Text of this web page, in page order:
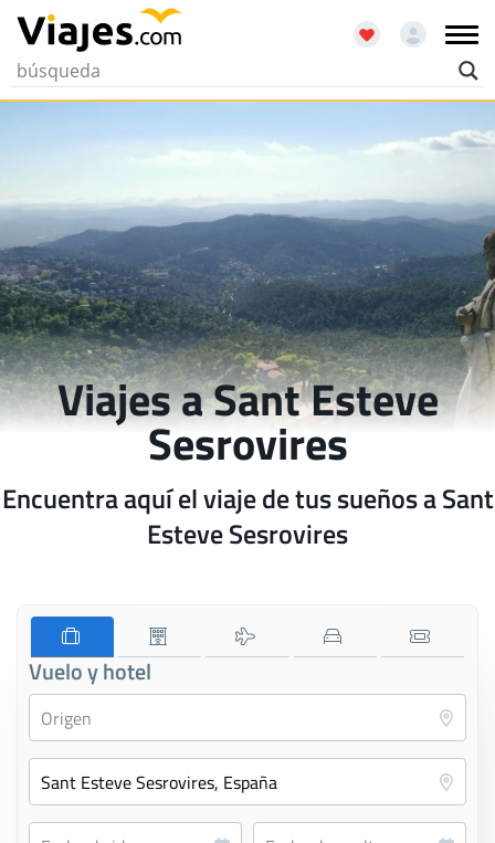
Viajes a Sant Esteve
Sesrovires
Encuentra aquí el viaje de tus sueños a Sant
Esteve Sesrovires
Vuelo y hotel